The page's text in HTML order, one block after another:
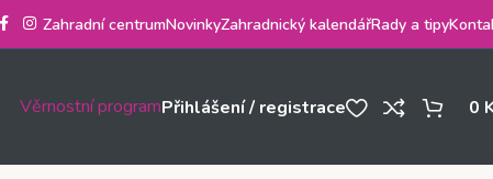
Zahradní centrumNovinkyZahradnický kalendářRady a tipy
Věrnostní programPřihlášení / registrace 0